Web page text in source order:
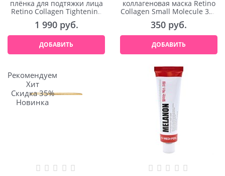
плёнка для подтяжки лица
Retino Collagen Tightening
Glow Cream Pack 80ml
1 990 руб.
ДОБАВИТЬ
коллагеновая маска Retino
Collagen Small Molecule 300
Pore & Elasticity Mask
350 руб.
ДОБАВИТЬ
Рекомендуем
Хит
Скидка 35%
Новинка